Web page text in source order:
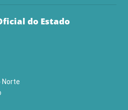
do Estado
Norte